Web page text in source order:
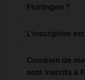
Flurlingen ?
L'inscription
Combien de
sont inscrits à